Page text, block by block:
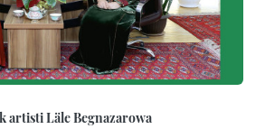
artisti Läle Begnazarowa